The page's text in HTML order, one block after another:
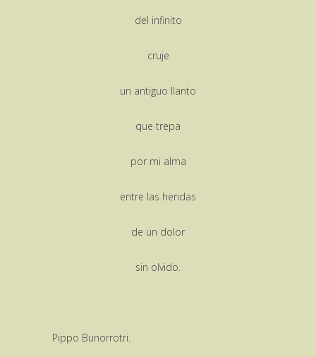
del infinito
cruje
un antiguo llanto
que trepa
por mi alma
entre las heridas
de un dolor
sin olvido.
Pippo Bunorrotri.